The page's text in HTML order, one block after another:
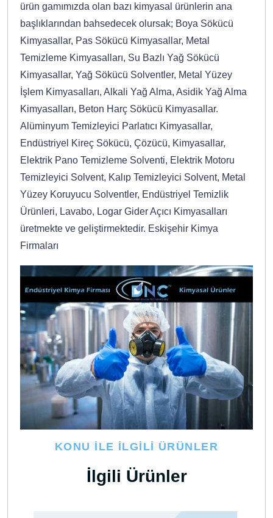
ürün gamımızda olan bazı kimyasal ürünlerin ana
başlıklarından bahsedecek olursak; Boya Sökücü
Kimyasallar, Pas Sökücü Kimyasallar, Metal
Temizleme Kimyasalları, Su Bazlı Yağ Sökücü
Kimyasallar, Yağ Sökücü Solventler, Metal Yüzey
İşlem Kimyasalları, Alkali Yağ Alma, Asidik Yağ Alma
Kimyasalları, Beton Harç Sökücü Kimyasallar.
Alüminyum Temizleyici Parlatıcı Kimyasallar,
Endüstriyel Kireç Sökücü, Çözücü, Kimyasallar,
Elektrik Pano Temizleme Solventi, Elektrik Motoru
Temizleyici Solvent, Kalıp Temizleyici Solvent, Metal
Yüzey Koruyucu Solventler, Endüstriyel Temizlik
Ürünleri, Lavabo, Logar Gider Açıcı Kimyasalları
üretmekte ve geliştirmektedir. Eskişehir Kimya
Firmaları
KONU İLE İLGILI ÜRÜNLER
İlgili Ürünler